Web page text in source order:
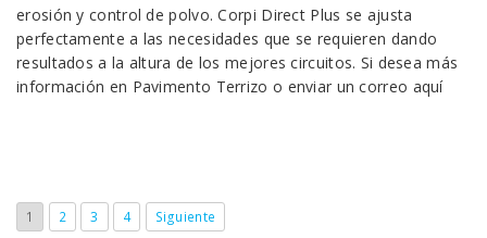
erosión y control de polvo. Corpi Direct Plus se ajusta
perfectamente a las necesidades que se requieren dando
resultados a la altura de los mejores circuitos. Si desea más
información en Pavimento Terrizo o enviar un correo aquí
1 2 3 4 Siguiente